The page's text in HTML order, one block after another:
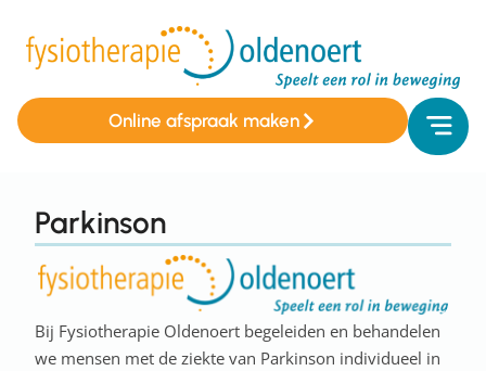
Online afspraak maken
Parkinson
Bij Fysiotherapie Oldenoert begeleiden en behandelen
we mensen met de ziekte van Parkinson individueel in